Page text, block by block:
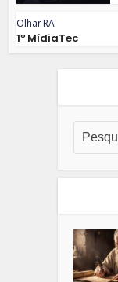
Olhar RA
1º MídiaTec